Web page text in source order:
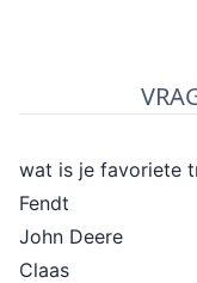
wat is je favoriete
Fendt
John Deere
Claas